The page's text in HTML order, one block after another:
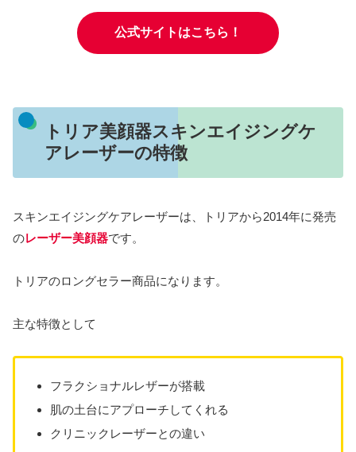
公式サイトはこちら！
トリア美顔器スキンエイジングケ
アレーザーの特徴
スキンエイジングケアレーザーは、トリアから2014年に発売
のレーザー美顔器です。
トリアのロングセラー商品になります。
主な特徴として
フラクショナルレザーが搭載
肌の土台にアプローチしてくれる
クリニックレーザーとの違い